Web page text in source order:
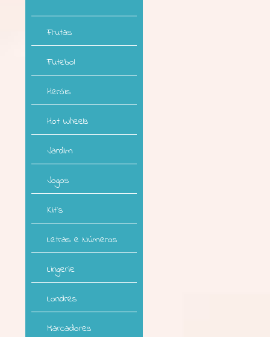
Frutas
Futebol
Heróis
Hot Wheels
Jardim
Jogos
Kit`s
Letras e Números
Lingerie
Londres
Marcadores